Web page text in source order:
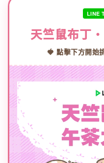
LINE
天竺鼠布丁
🍓 點擊下方開始